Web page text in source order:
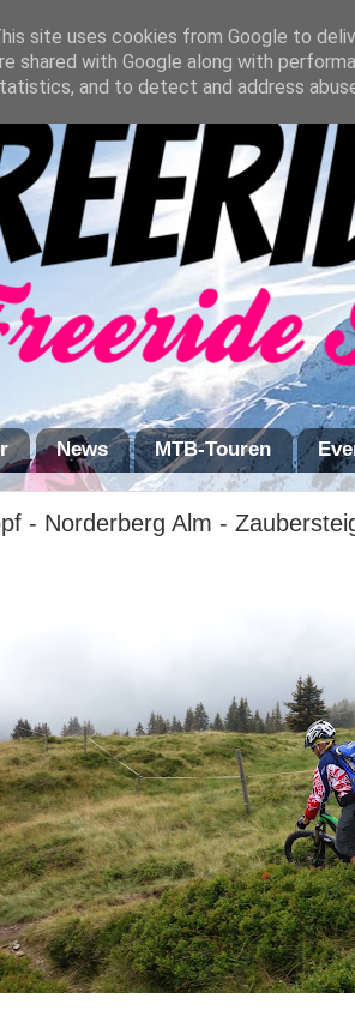
News MTB-Touren
- Norderberg Alm -
site uses cookies from Google to
shared with Google along with
and to detect and address